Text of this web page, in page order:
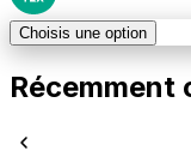
Choisis une option
Récemment